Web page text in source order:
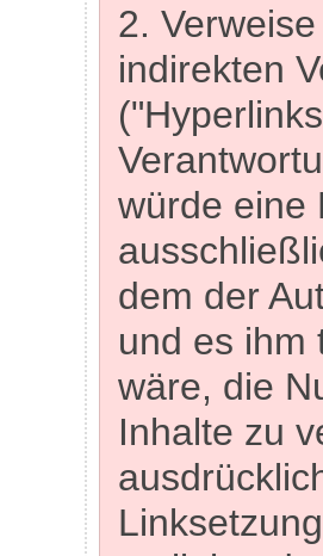
2.
indirekten
würde eine
dem der
und es ihm
wäre, die
Inhalte zu